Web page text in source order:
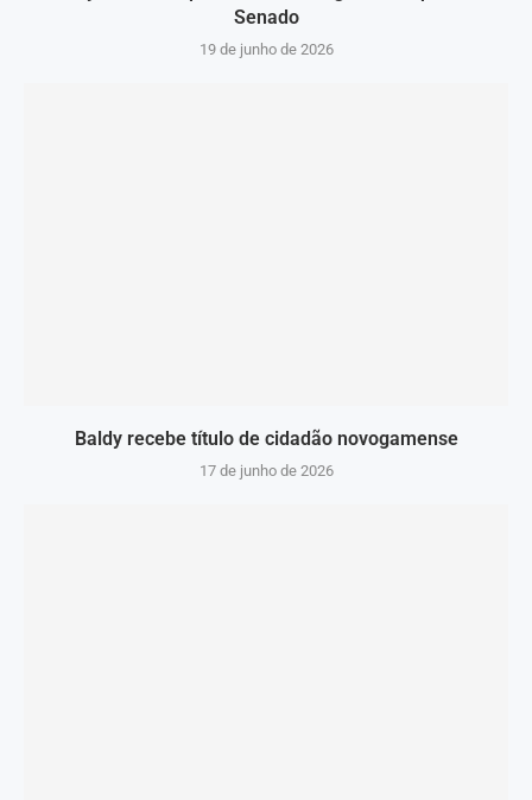
Senado
19 de junho de 2026
Baldy recebe título de cidadão novogamense
17 de junho de 2026